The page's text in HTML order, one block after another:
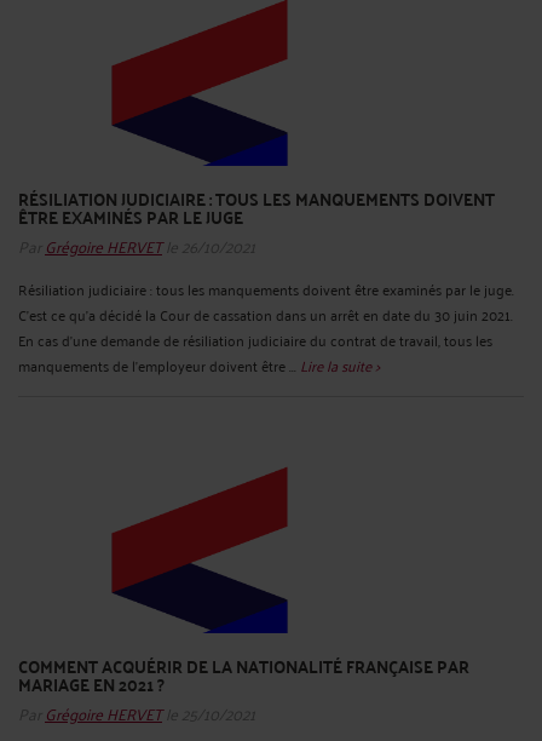
RÉSILIATION JUDICIAIRE : TOUS LES MANQUEMENTS DOIVENT
ÊTRE EXAMINÉS PAR LE JUGE
Par Grégoire HERVETle 26/10/2021
Résiliation judiciaire : tous les manquements doivent être examinés par le juge.
C'est ce qu'a décidé la Cour de cassation dans un arrêt en date du 30 juin 2021.
En cas d’une demande de résiliation judiciaire du contrat de travail, tous les
manquements de l’employeur doivent être ... Lire la suite >
COMMENT ACQUÉRIR DE LA NATIONALITÉ FRANÇAISE PAR
MARIAGE EN 2021 ?
Par Grégoire HERVETle 25/10/2021